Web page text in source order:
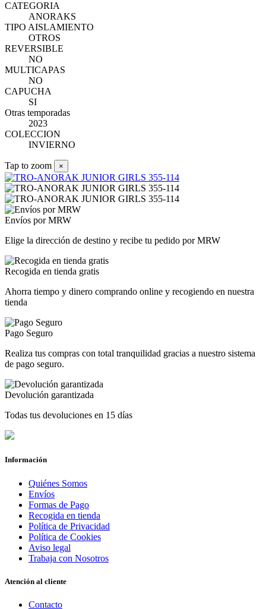
CATEGORIA
ANORAKS
TIPO AISLAMIENTO
OTROS
REVERSIBLE
NO
MULTICAPAS
NO
CAPUCHA
SI
Otras temporadas
2023
COLECCION
INVIERNO
Tap to zoom ×
Envíos por MRW
Elige la dirección de destino y recibe tu pedido por MRW
Recogida en tienda gratis
Ahorra tiempo y dinero comprando online y recogiendo en nuestra
tienda
Pago Seguro
Realiza tus compras con total tranquilidad gracias a nuestro sistema
de pago seguro.
Devolución garantizada
Todas tus devoluciones en 15 días
Información
Quiénes Somos
Envíos
Formas de Pago
Recogida en tienda
Política de Privacidad
Política de Cookies
Aviso legal
Trabaja con Nosotros
Atención al cliente
Contacto